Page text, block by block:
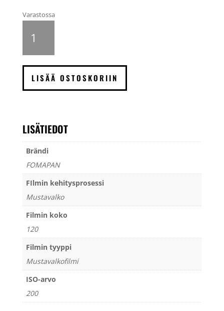
Varastossa
200
mustavalkofilmi
120
LISÄÄ OSTOSKORIIN
LISÄTIEDOT
Brändi
FOMAPAN
FIlmin kehitysprosessi
Mustavalko
Filmin koko
120
Filmin tyyppi
Mustavalkofilmi
ISO-arvo
200